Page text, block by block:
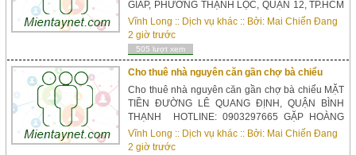
GIÁP, PHƯỜNG THẠNH LỘC, QUẬN 12, TP.HCM
WEBSITE: mancuangochoang.com
EMAIL: mancuangochoang@gmail.com Chúng
tôi chuyên bán: Màn Roman, màn sáo văn
phòng, mành lắp ở ban công, màn sáo ...
Vĩnh Long :: Dịch vụ khác :: Bởi: Mai Chiến Đang
2 giờ trước
505 lượt xem
Cho thuê nhà nguyên căn gần chợ bà chiểu
Cho thuê nhà nguyên căn gần chợ bà chiểu MẶT
TIỀN ĐƯỜNG LÊ QUANG ĐỊNH, QUẬN BÌNH
THẠNH HOTLINE: 0903297665 GẶP HOÀNG
HUY Giá thuê: 20 triệu /1 tháng Diện tích: 4,5 *18
m 1 trệt, 2 lầu, 4 phòng ngủ Vị trí ngay giữa chợ
Vĩnh Long :: Dịch vụ khác :: Bởi: Mai Chiến Đang
2 giờ trước